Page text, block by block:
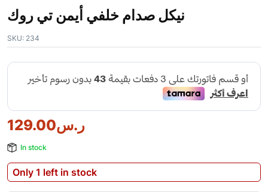
نيكل صدام خلفي أيمن تي روك
SKU: 234
ر.س129.00
In stock
Only 1 left in stock